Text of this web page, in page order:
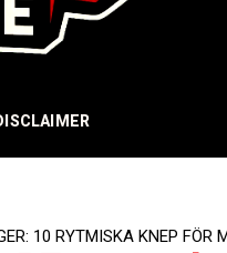
10 RYTMISKA KNEP FÖR